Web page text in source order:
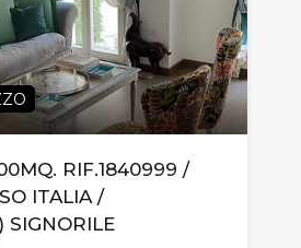
RIF.1840999 /
ITALIA /
SIGNORILE